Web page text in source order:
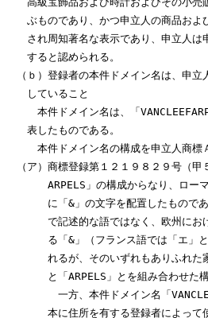
ぶものであり、かつ申立人の商品およ
され周知著名な表示であり、申立人は
すると認められる。
（ｂ）登録者の本件ドメイン名は、申立
していること
本件ドメイン名は、「
表したものである。
本件ドメイン名の構成を申立人商標Ａ
（ア）商標登録第１２１９８２９号（甲
ARPELS」の構成からなり、ローマ字
に「&」の文字を配置したものである
で記述的な語ではなく、欧州におけ
る「&」（フランス語では「エ」と読
れるが、そのいずれもありふれた家
と「ARPELS」とを組み合わせた構
一方、本件ドメイン名「
本に住所を有する登録者によって使